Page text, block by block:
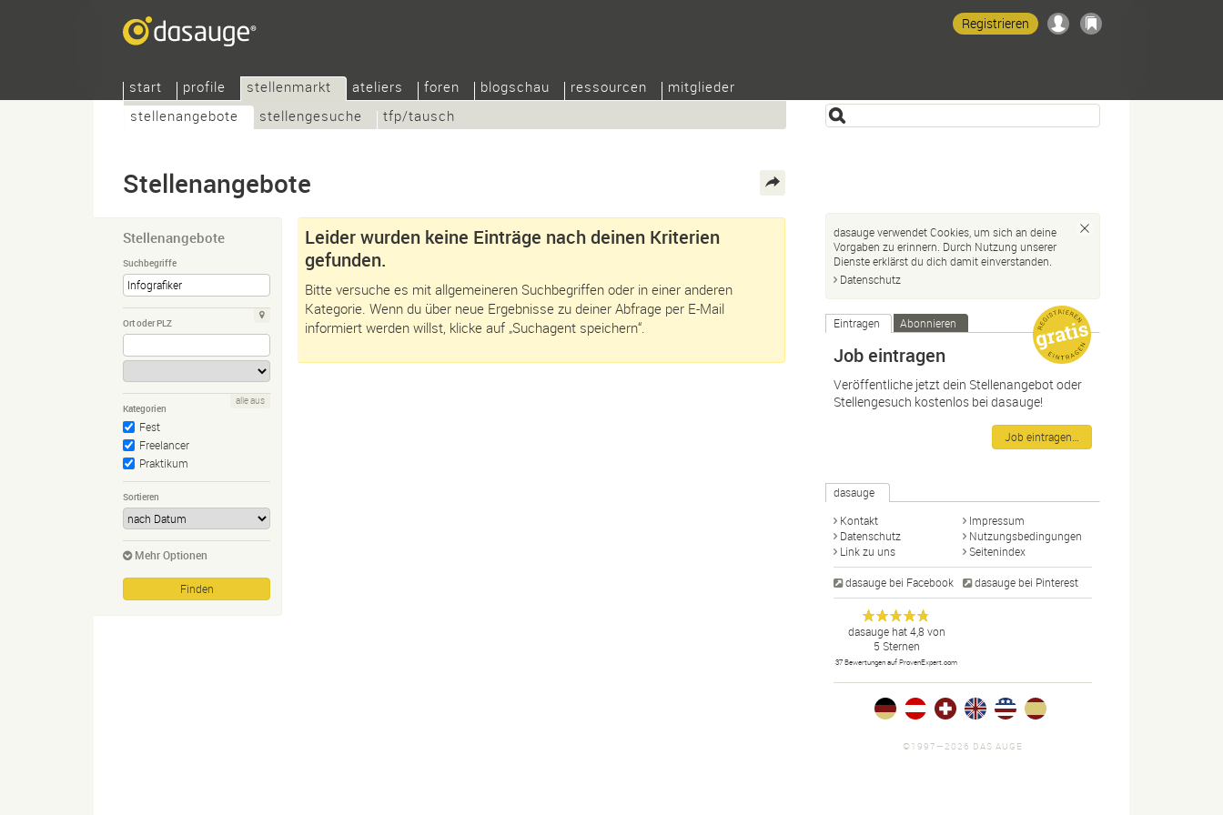
start profile
stellenmarkt
stellenangebote
stellengesuche tfp/tausch
ateliers foren blogschau ressourcen mitglieder
Registrieren
Stellenangebote
Stellenangebote
Suchbegriffe
Ort oder PLZ
Kategorien
Fest
Freelancer
Praktikum
alle aus
Sortieren
Mehr Optionen
Leider wurden keine Einträge nach deinen Kriterien
gefunden.
Bitte versuche es mit allgemeineren Suchbegriffen oder in einer anderen
Kategorie. Wenn du über neue Ergebnisse zu deiner Abfrage per E-Mail
informiert werden willst, klicke auf „Suchagent speichern“.
dasauge verwendet Cookies, um sich an deine
Vorgaben zu erinnern. Durch Nutzung unserer
Dienste erklärst du dich damit einverstanden.
Datenschutz
Eintragen Abonnieren
Job eintragen
Veröffentliche jetzt dein Stellenangebot oder
Stellengesuch kostenlos bei dasauge!
Job eintragen…
dasauge
Kontakt
Impressum
Datenschutz
Nutzungsbedingungen
Link zu uns
Seitenindex
dasauge bei Facebook dasauge bei Pinterest
dasauge
Designer,
Fotografen,
Agenturen,
Portfolios
und Jobs.
Anonym
dasaugehat4,8 von
5 Sternen
37 Bewertungen auf ProvenExpert.com
©1997—2026 DAS AUGE